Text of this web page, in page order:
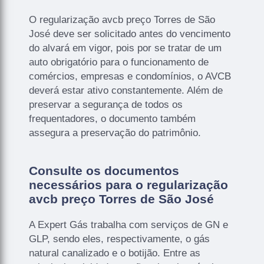
O regularização avcb preço Torres de São
José deve ser solicitado antes do vencimento
do alvará em vigor, pois por se tratar de um
auto obrigatório para o funcionamento de
comércios, empresas e condomínios, o AVCB
deverá estar ativo constantemente. Além de
preservar a segurança de todos os
frequentadores, o documento também
assegura a preservação do patrimônio.
Consulte os documentos
necessários para o regularização
avcb preço Torres de São José
A Expert Gás trabalha com serviços de GN e
GLP, sendo eles, respectivamente, o gás
natural canalizado e o botijão. Entre as